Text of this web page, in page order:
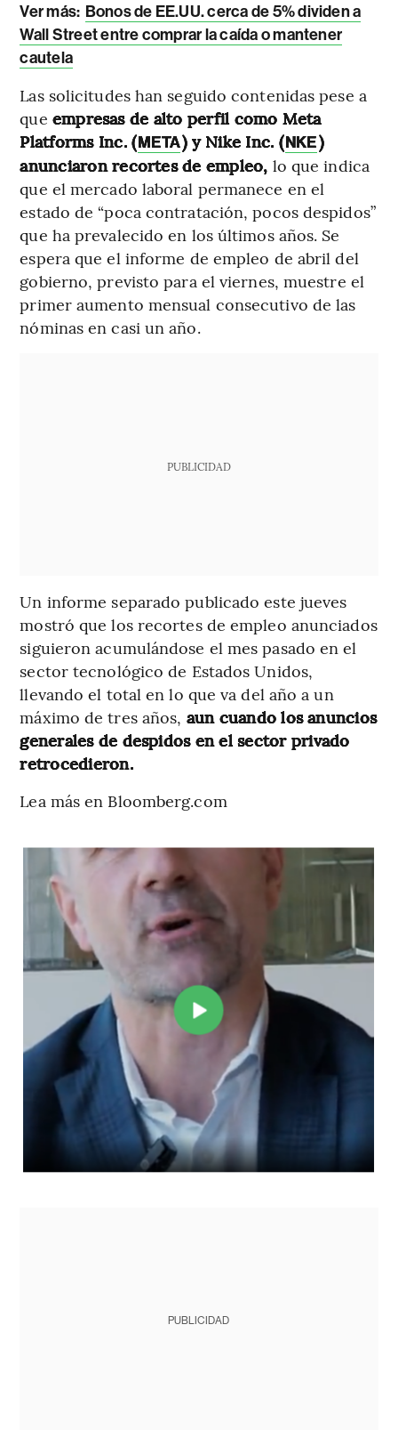
Ver más: Bonos de EE.UU. cerca de 5% dividen a
Wall Street entre comprar la caída o mantener
cautela
Las solicitudes han seguido contenidas pese a
que empresas de alto perfil como Meta
Platforms Inc. (META) y Nike Inc. (NKE)
anunciaron recortes de empleo, lo que indica
que el mercado laboral permanece en el
estado de “poca contratación, pocos despidos”
que ha prevalecido en los últimos años. Se
espera que el informe de empleo de abril del
gobierno, previsto para el viernes, muestre el
primer aumento mensual consecutivo de las
nóminas en casi un año.
PUBLICIDAD
Un informe separado publicado este jueves
mostró que los recortes de empleo anunciados
siguieron acumulándose el mes pasado en el
sector tecnológico de Estados Unidos,
llevando el total en lo que va del año a un
máximo de tres años, aun cuando los anuncios
generales de despidos en el sector privado
retrocedieron.
Lea más en Bloomberg.com
PUBLICIDAD